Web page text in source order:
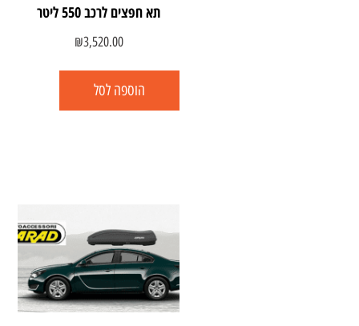
תא חפצים לרכב 550 ליטר
₪3,520.00
הוספה לסל